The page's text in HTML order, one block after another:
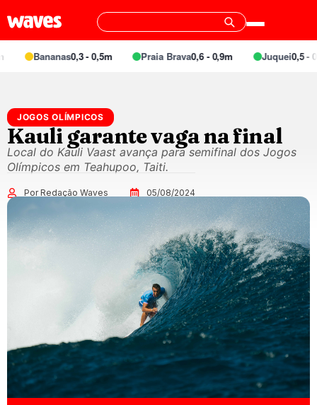
Bananas0,3 - 0,5m Praia Brava0,6 - 0,9m Juquei0,5 -
JOGOS OLÍMPICOS
Kauli garante vaga na final
Local do Kauli Vaast avança para semifinal dos Jogos
Olímpicos em Teahupoo, Taiti.
Por Redação Waves 05/08/2024